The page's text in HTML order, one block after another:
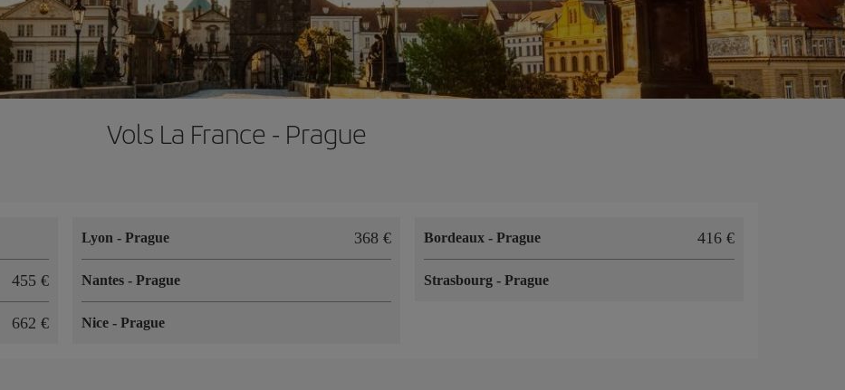
Vols La France - Prague
455 €
662 €
Lyon - Prague 368 €
Nantes - Prague
Nice - Prague
Bordeaux-Prague 416 €
Strasbourg-Prague